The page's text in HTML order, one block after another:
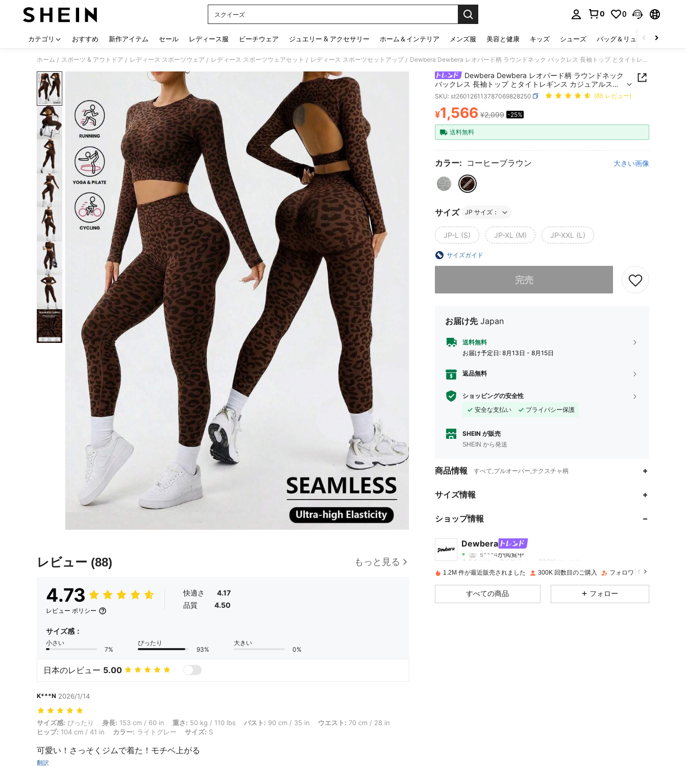
スクイーズ
0 0
カテゴリ おすすめ 新作アイテム セール レディース服 ビーチウェア ジュエリー & アクセサリー ホーム＆インテリア メンズ服 美容と健康 キッズ シューズ バッグ＆リュック
ホーム / スポーツ & アウトドア / レディース スポーツウェア / レディース スポーツウェアセット / レディース スポーツセットアップ / Dewbera Dewbera レオパード柄 ラウンドネック バックレス 長袖トップ とタイトレギンス カジュアルスポーツスーツ (レディース)
レビュー (88) もっと見る
4.73
レビュー ポリシー
快適さ
4.17
品質
4.50
サイズ感：
小さい
7%
ぴったり
93%
大きい
0%
日本のレビュー 5.00
K***N 2026/1/14
サイズ感: ぴったり, 身長: 153 cm / 60 in, 重さ: 50 kg / 110 lbs, バスト: 90 cm / 35 in, ウエスト: 70 cm / 28 in, ヒップ: 104 cm / 41 in, カラー: ライトグレー, サイズ: S
サイズ感: ぴったり 身長: 153 cm / 60 in 重さ: 50 kg / 110 lbs バスト: 90 cm / 35 in ウエスト: 70 cm / 28 in
ヒップ: 104 cm / 41 in カラー: ライトグレー サイズ: S
可愛い！さっそくジムで着た！モチベ上がる
翻訳
Dewbera Dewbera レオパード柄 ラウンドネック
バックレス 長袖トップ とタイトレギンス カジュアルスポ
ーツスーツ (レディース)
SKU: st260126113787069828250 (88 レビュー)
PRICE AND AVAILABILITY
¥1,566 ¥2,099 -25%
送料無料
カラー: コーヒーブラウン 大きい画像
サイズ JP サイズ：
JP-L (S) JP-XL (M) JP-XXL (L)
サイズガイド
完売
お届け先 Japan
送料無料
お届け予定日: 8月13日 - 8月15日
返品無料
ショッピングの安全性
安全な支払い
プライバシー保護
SHEIN が販売
SHEIN から発送
商品情報 すべて,プルオーバー,テクスチャ柄
サイズ情報
ショップ情報
Dewbera
4.84
s***4が閲覧中
4.84 評価 2.5K商品
4.84 2.5K 210K
1.2M 件が最近販売されました 300K 回数目のご購入 フォロワー数急増 19%
すべての商品 フォロー